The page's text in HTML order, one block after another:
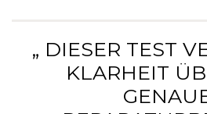
„ DIESER TEST
KLARHEIT